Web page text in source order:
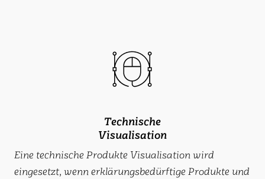
Technische
Visualisation
Eine technische Produkte Visualisation wird
eingesetzt, wenn erklärungsbedürftige Produkte und